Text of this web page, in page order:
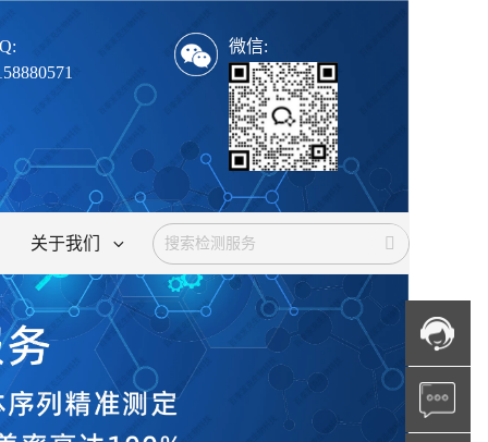
微信:
关于我们